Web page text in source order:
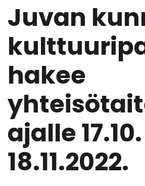
Juvan
hakee
ajalle
18.11.2022.